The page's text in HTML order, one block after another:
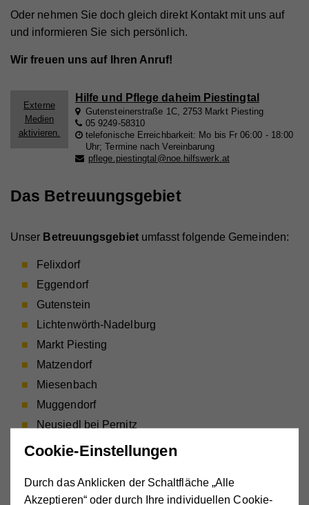
Oder nehmen Sie doch gleich direkt Kontakt mit uns auf
und informieren Sie sich persönlich.
Wir freuen uns auf Ihren Anruf!
Externe
Medien
aktivieren.
Hilfe und Pflege daheim Piestingtal
Gutensteinerstraße 1C, 2753 Markt Piesting
05 9249-58310
telefonische Erreichbarkeit: Mo bis Fr 06:00 - 18:00
Uhr; Termine nach Vereinbarung
pflege.piestingtal@noe.hilfswerk.at
Das Betreuungsgebiet
Unser Betreuungsgebietumfasst folgende Gemeinden:
Felixdorf
Eggendorf
Gutenstein
Lichtenwörth-Nadelburg
Markt Piesting
Matzendorf
Miesenbach
Muggendorf
Neusiedl bei Pernitz
Pernitz
Sollenau
Cookie-Einstellungen
Durch das Anklicken der Schaltfläche „Alle
Akzeptieren“ oder durch Ihre individuellen Cookie-